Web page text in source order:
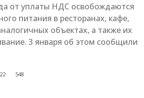
от уплаты НДС освобождаются
питания в ресторанах, кафе,
объектах, а также их
3 января об этом сообщили
548